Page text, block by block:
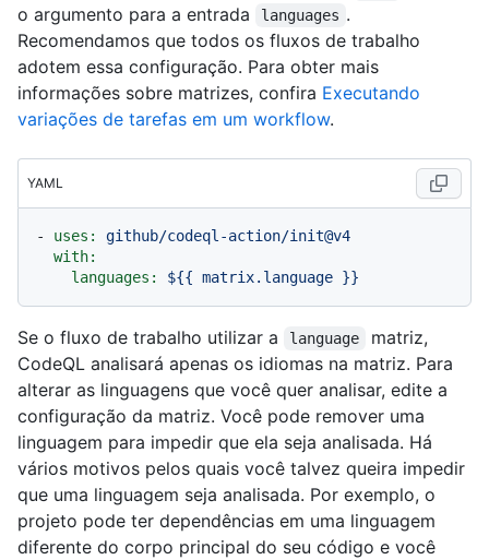
o argumento para a entrada
languages .
Recomendamos que todos os fluxos de trabalho
adotem essa configuração. Para obter mais
informações sobre matrizes, confira Executando
variações de tarefas em um workflow.
YAML
- uses:
github/codeql-action/init@v4
with:
languages:
${{ matrix.language }}
Se o fluxo de trabalho utilizar a language
matriz,
CodeQL analisará apenas os idiomas na matriz. Para
alterar as linguagens que você quer analisar, edite a
configuração da matriz. Você pode remover uma
linguagem para impedir que ela seja analisada. Há
vários motivos pelos quais você talvez queira impedir
que uma linguagem seja analisada. Por exemplo, o
projeto pode ter dependências em uma linguagem
diferente do corpo principal do seu código e você